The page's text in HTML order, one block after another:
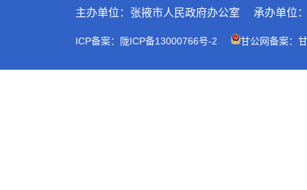
主办单位：张掖市人民政府办公室 承办单位
ICP备案：陇ICP备13000766号-2 甘公网备案：